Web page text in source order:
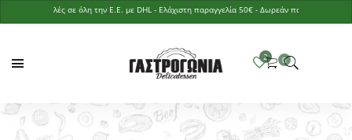
Αποστολές σε όλη την Ε.Ε. με DHL - Ελάχιστη παραγγελία 50€ - Δωρεάν παράδοση με